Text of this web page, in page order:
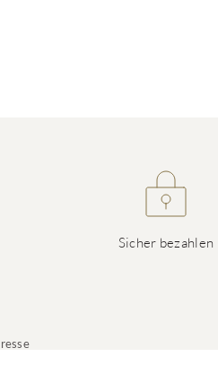
Sicher bezahlen